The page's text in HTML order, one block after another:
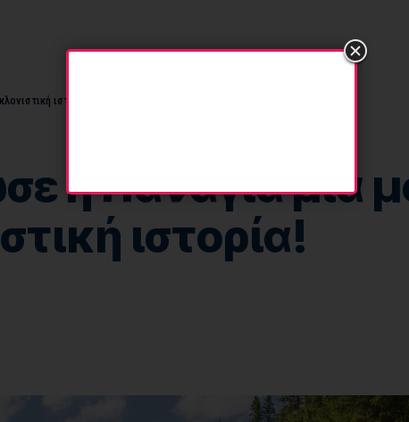
ιστορία!
η Παναγία μία
ιστορία!